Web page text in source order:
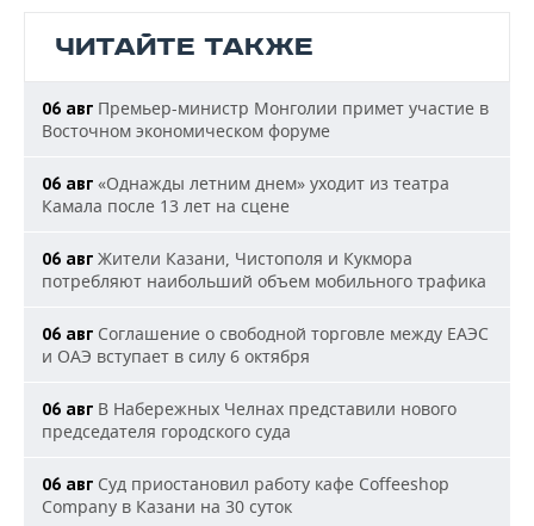
ЧИТАЙТЕ ТАКЖЕ
06 авг Премьер-министр Монголии примет участие в
Восточном экономическом форуме
06 авг «Однажды летним днем» уходит из театра
Камала после 13 лет на сцене
06 авг Жители Казани, Чистополя и Кукмора
потребляют наибольший объем мобильного трафика
06 авг Соглашение о свободной торговле между ЕАЭС
и ОАЭ вступает в силу 6 октября
06 авг В Набережных Челнах представили нового
председателя городского суда
06 авг Суд приостановил работу кафе Coffeeshop
Company в Казани на 30 суток